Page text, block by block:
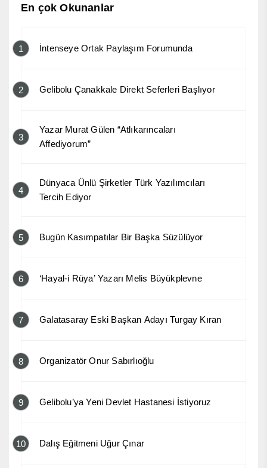
En çok Okunanlar
1 İntenseye Ortak Paylaşım Forumunda
2 Gelibolu Çanakkale Direkt Seferleri Başlıyor
3
Yazar Murat Gülen “Atlıkarıncaları
Affediyorum”
4
Dünyaca Ünlü Şirketler Türk Yazılımcıları
Tercih Ediyor
5 Bugün Kasımpatılar Bir Başka Süzülüyor
6 ‘Hayal-i Rüya’ Yazarı Melis Büyükplevne
7 Galatasaray Eski Başkan Adayı Turgay Kıran
8 Organizatör Onur Sabırlıoğlu
9 Gelibolu’ya Yeni Devlet Hastanesi İstiyoruz
10 Dalış Eğitmeni Uğur Çınar